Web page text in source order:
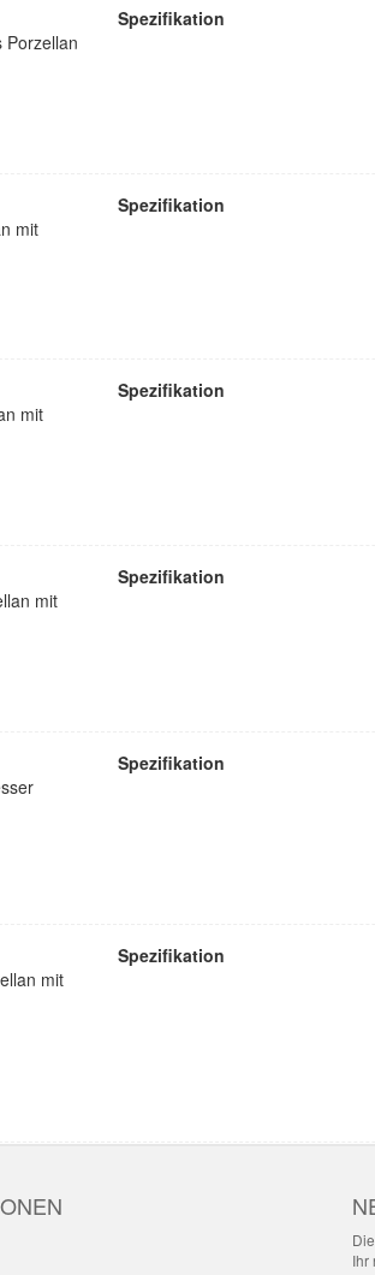
Porzellan
Spezifikation
mit
Spezifikation
mit
Spezifikation
mit
Spezifikation
Spezifikation
mit
Spezifikation
Ihr